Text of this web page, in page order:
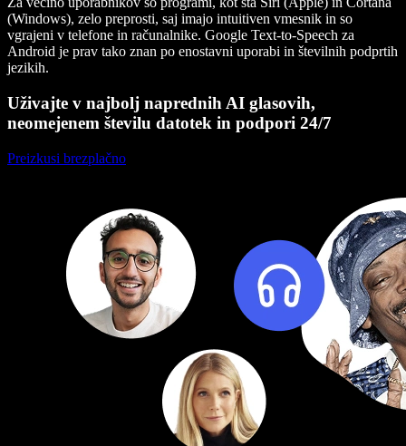
(Windows), zelo preprosti, saj imajo intuitiven vmesnik in so
vgrajeni v telefone in računalnike. Google Text-to-Speech za
Android je prav tako znan po enostavni uporabi in številnih podprtih
jezikih.
Uživajte v najbolj naprednih AI glasovih,
neomejenem številu datotek in podpori 24/7
Preizkusi brezplačno